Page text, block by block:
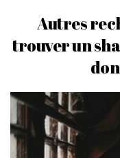
Autres
trouver un